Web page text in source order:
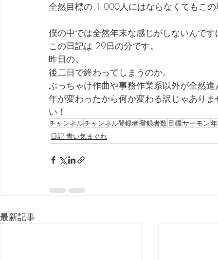
全然目標の 1,000人にはならなくてもこ
僕の中では全然年末な感じがしないんで
この日記は 29日の分です。
昨日の。
後二日で終わってしまうのか。
ぶっちゃけ作曲や事務作業系以外が全然
年が変わったから何か変わる訳じゃあり
い！
チャンネルチャンネル登録者登録者数 目標サーモン
日記 青い気まぐれ
最新記事